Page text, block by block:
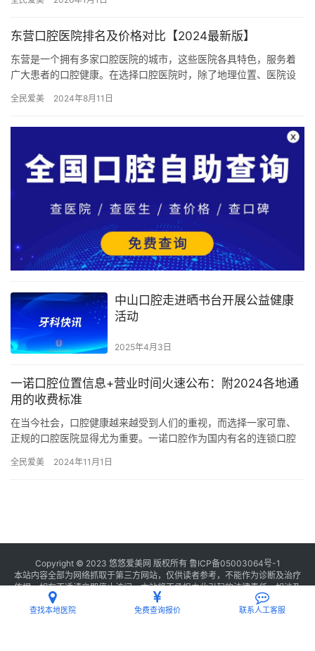
据新的…
东营口腔医院排名及价格对比【2024最新版】
东营是一个拥有多家口腔医院的城市，这些医院各具特色，服务着
广大患者的口腔健康。在选择口腔医院时，除了地理位置、医院设
医院的…
全民爱美 2024年8月11日
中山口腔走进晒书台开展公益健康
活动
2025年4月3日
一诺口腔位置信息+营业时间火速公布：附2024各地通
用的收费标准
在当今社会，口腔健康越来越受到人们的重视，而选择一家可靠、
正规的口腔医院显得尤为重要。一诺口腔作为国内有名的连锁口腔
好评。…
全民爱美 2024年11月1日
Copyright © 2023 悠悠爱美网 版权所有 鲁ICP备05003064号-1
本站内容全部为网络抓取于第三方网站，仅供读者参考，不能作为诊断及治疗
依据，如有不适请立即停止访问，本站将不承担由此引起的法律责任。如涉及
联系我们
查找本地医院 免费查询报价 联系人工客服